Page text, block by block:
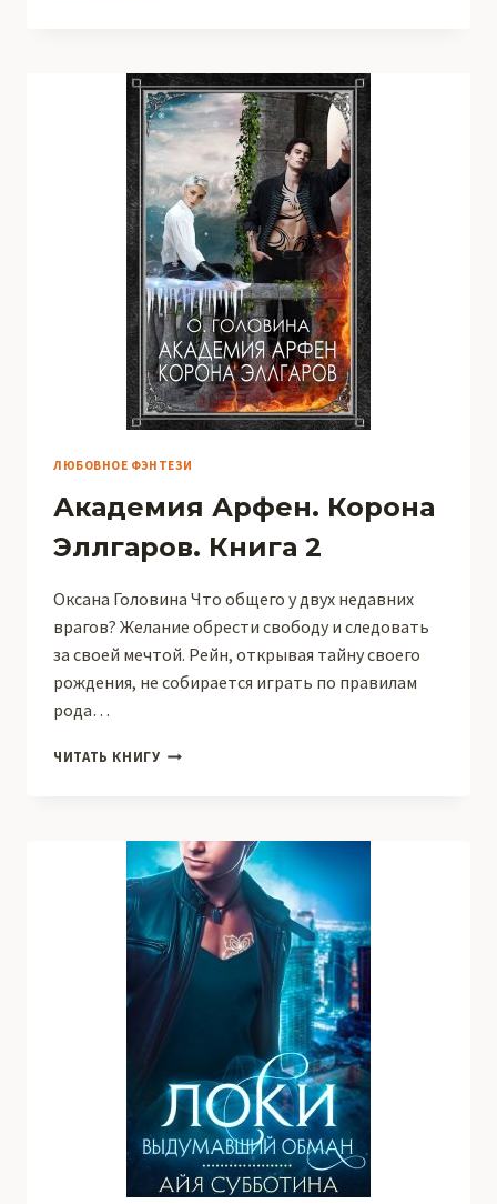
ЛЮБОВНОЕ ФЭНТЕЗИ
Академия Арфен. Корона
Эллгаров. Книга 2
Оксана Головина Что общего у двух недавних
врагов? Желание обрести свободу и следовать
за своей мечтой. Рейн, открывая тайну своего
рождения, не собирается играть по правилам
рода…
ЧИТАТЬ КНИГУ АКАДЕМИЯ
КНИГА
2